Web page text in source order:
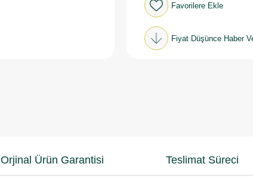
Favorilere Ekle
Fiyat Düşünce Haber
Orjinal Ürün Garantisi Teslimat Süreci